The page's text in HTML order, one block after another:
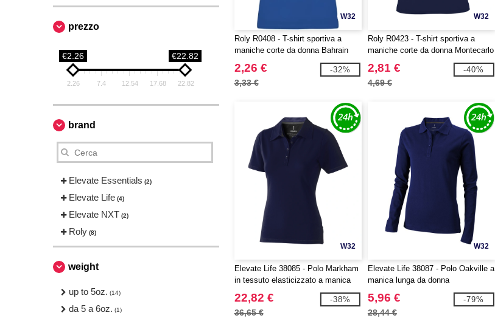
prezzo
€2.26 €22.82
2.26 7.4 12.54 17.68 22.82
brand
Elevate Essentials (2)
Elevate Life (4)
Elevate NXT (2)
Roly (8)
weight
up to 5oz. (14)
da 5 a 6oz. (1)
W32
Roly R0408 - T-shirt sportiva a
maniche corte da donna Bahrain
2,26 €
3,33 €
-32%
W32
Roly R0423 - T-shirt sportiva a
maniche corte da donna Montecarlo
2,81 €
4,69 €
-40%
W32
Elevate Life 38085 - Polo Markham
in tessuto elasticizzato a manica
corta da donna
22,82 €
36,65 €
-38%
W32
Elevate Life 38087 - Polo Oakville a
manica lunga da donna
5,96 €
28,44 €
-79%